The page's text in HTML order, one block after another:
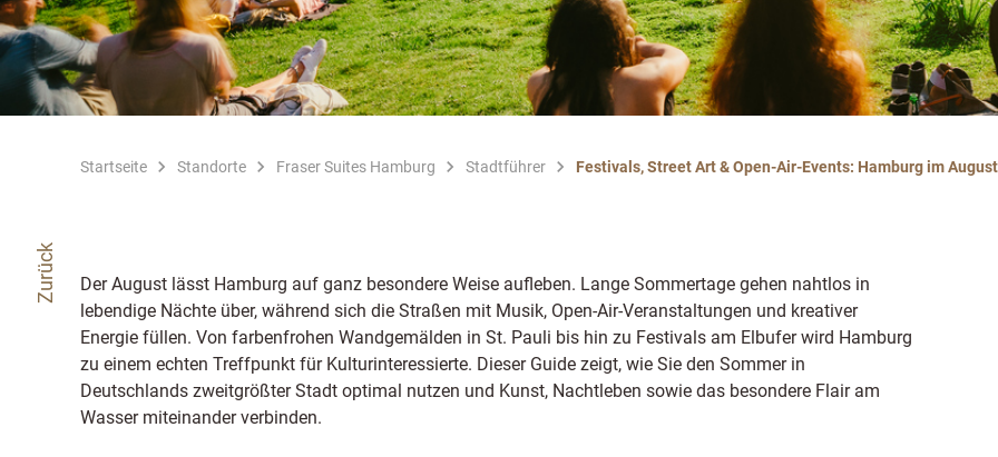
Zurück
Startseite Standorte Fraser Suites Hamburg Stadtführer Festivals, Street Art & Open-Air-Events: Hamburg im August
Der August lässt Hamburg auf ganz besondere Weise aufleben. Lange Sommertage gehen nahtlos in
lebendige Nächte über, während sich die Straßen mit Musik, Open-Air-Veranstaltungen und kreativer
Energie füllen. Von farbenfrohen Wandgemälden in St. Pauli bis hin zu Festivals am Elbufer wird Hamburg
zu einem echten Treffpunkt für Kulturinteressierte. Dieser Guide zeigt, wie Sie den Sommer in
Deutschlands zweitgrößter Stadt optimal nutzen und Kunst, Nachtleben sowie das besondere Flair am
Wasser miteinander verbinden.